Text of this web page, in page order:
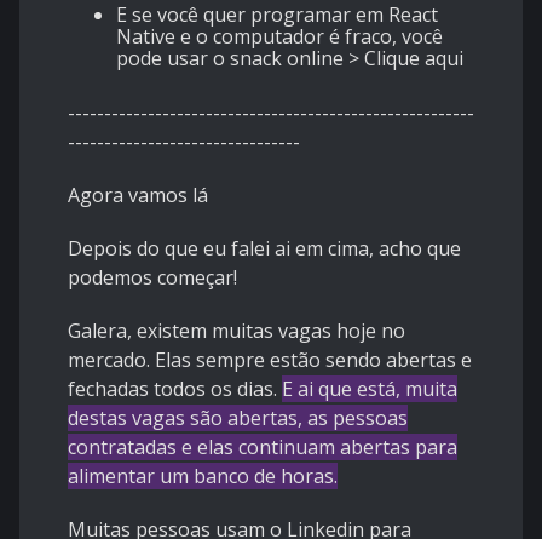
E se você quer programar em React
Native e o computador é fraco, você
pode usar o snack online >Clique aqui
--------------------------------------------------------
--------------------------------
Agora vamos lá
Depois do que eu falei ai em cima, acho que
podemos começar!
Galera, existem muitas vagas hoje no
mercado. Elas sempre estão sendo abertas e
fechadas todos os dias. E ai que está, muita
destas vagas são abertas, as pessoas
contratadas e elas continuam abertas para
alimentar um banco de horas.
Muitas pessoas usam o Linkedin para